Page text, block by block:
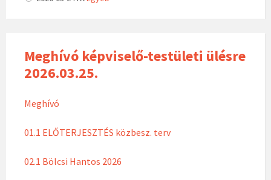
Meghívó képviselő-testületi ülésre
2026.03.25.
Meghívó
01.1 ELŐTERJESZTÉS közbesz. terv
02.1 Bölcsi Hantos 2026